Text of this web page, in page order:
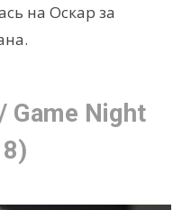
на Оскар за
Game Night